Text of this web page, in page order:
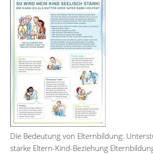
Die Bedeutung von Elternbildung:
starke Eltern-Kind-Beziehung